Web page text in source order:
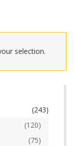
243
120
75
selection.